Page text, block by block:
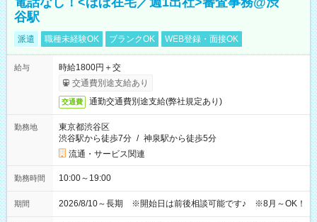
谷駅
派遣 職種未経験OK ブランクOK WEB登録・面接OK
給与
時給1800円＋交
交通費別途支給あり
交通費 通勤交通費別途支給(弊社規定あり)
勤務地
東京都渋谷区
渋谷駅から徒歩7分 / 神泉駅から徒歩5分
流通・サービス関連
勤務時間 10:00～19:00
期間 2026/8/10～長期 ※開始日は前後相談可能です♪ ※8月～OK！